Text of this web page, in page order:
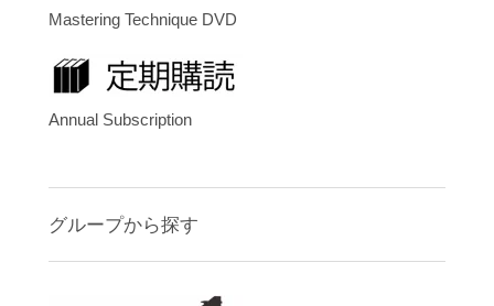
Mastering Technique DVD
Annual Subscription
グループから探す